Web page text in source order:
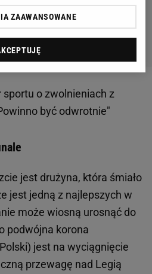
sportu o zwolnieniach z
być odwrotnie"
jest drużyna, która śmiało
jest jedną z najlepszych w
może wiosną urosnąć do
podwójna korona
jest na wyciągnięcie
przewagę nad Legią
ZAAWANSOWANE